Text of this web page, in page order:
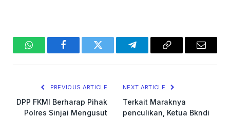
WhatsAppFacebookTwitter TelegramCopy
Email
PREVIOUS ARTICLE
DPP FKMI Berharap Pihak
Polres Sinjai Mengusut
NEXT ARTICLE
Terkait Maraknya
penculikan, Ketua Bkndi